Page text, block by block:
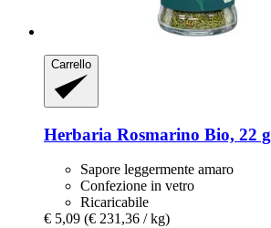
Carrello
Herbaria Rosmarino Bio, 22 g
Sapore leggermente amaro
Confezione in vetro
Ricaricabile
€ 5,09 (€ 231,36 / kg)